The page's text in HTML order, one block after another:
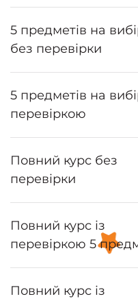
5 предметів на
без перевірки
5 предметів на
перевіркою
Повний курс без
перевірки
Повний курс із
перевіркою 5
Повний курс із